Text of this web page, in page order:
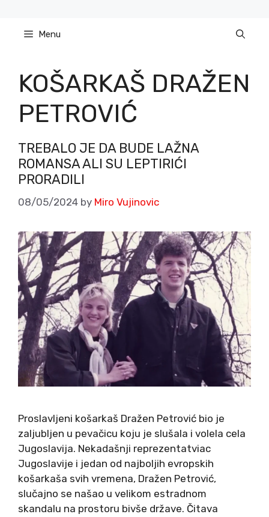
content Menu
KOŠARKAŠ DRAŽEN
PETROVIĆ
TREBALO JE DA BUDE LAŽNA
ROMANSA ALI SU LEPTIRIĆI
PRORADILI
08/05/2024 by Miro Vujinovic
Proslavljeni košarkaš Dražen Petrović bio je
zaljubljen u pevačicu koju je slušala i volela cela
Jugoslavija. Nekadašnji reprezentatviac
Jugoslavije i jedan od najboljih evropskih
košarkaša svih vremena, Dražen Petrović,
slučajno se našao u velikom estradnom
skandalu na prostoru bivše države. Čitava